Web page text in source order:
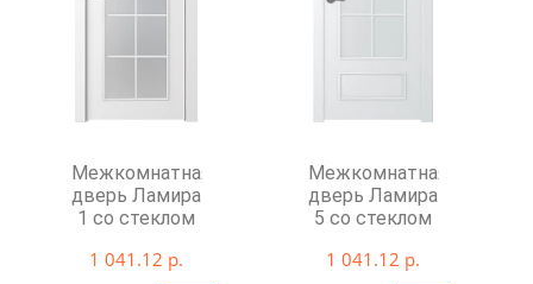
Межкомнатная
дверь Ламира
1 со стеклом
1 041.12 р.
Межкомнатная
дверь Ламира
5 со стеклом
1 041.12 р.